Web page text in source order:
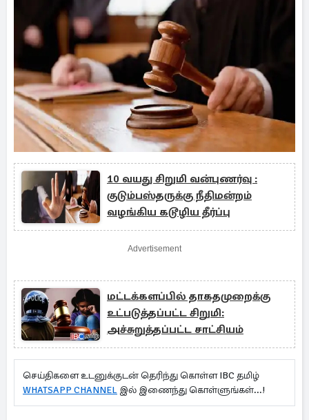
10 வயது சிறுமி வன்புணர்வு :
குடும்பஸ்தருக்கு நீதிமன்றம்
வழங்கிய கடூழிய தீர்ப்பு
Advertisement
மட்டக்களப்பில் தாகதமுறைக்கு
உட்படுத்தப்பட்ட சிறுமி:
அச்சுறுத்தப்பட்ட சாட்சியம்
செய்திகளை உடனுக்குடன் தெரிந்து கொள்ள IBC தமிழ்
WHATSAPP CHANNEL இல் இணைந்து கொள்ளுங்கள்...!